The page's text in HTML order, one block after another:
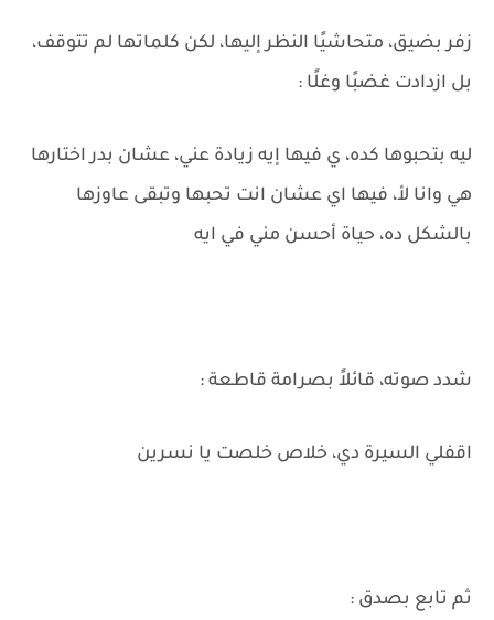
زفر بضيق، متحاشيًا النظر إليها، لكن كلماتها لم تتوقف،
بل ازدادت غضبًا وغلًا :
ليه بتحبوها كده، ي فيها إيه زيادة عني، عشان بدر اختارها
هي وانا لأ، فيها اي عشان انت تحبها وتبقى عاوزها
بالشكل ده، حياة أحسن مني في ايه
شدد صوته، قائلاً بصرامة قاطعة :
اقفلي السيرة دي، خلاص خلصت يا نسرين
ثم تابع بصدق :